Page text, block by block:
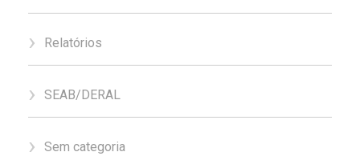
Relatórios
SEAB/DERAL
Sem categoria